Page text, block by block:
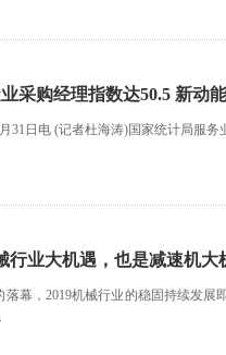
采购经理指数达50.5 新动
31日电 (记者杜海涛)国家统计局服
行业大机遇，也是减速机大
落幕，2019机械行业的稳固持续发